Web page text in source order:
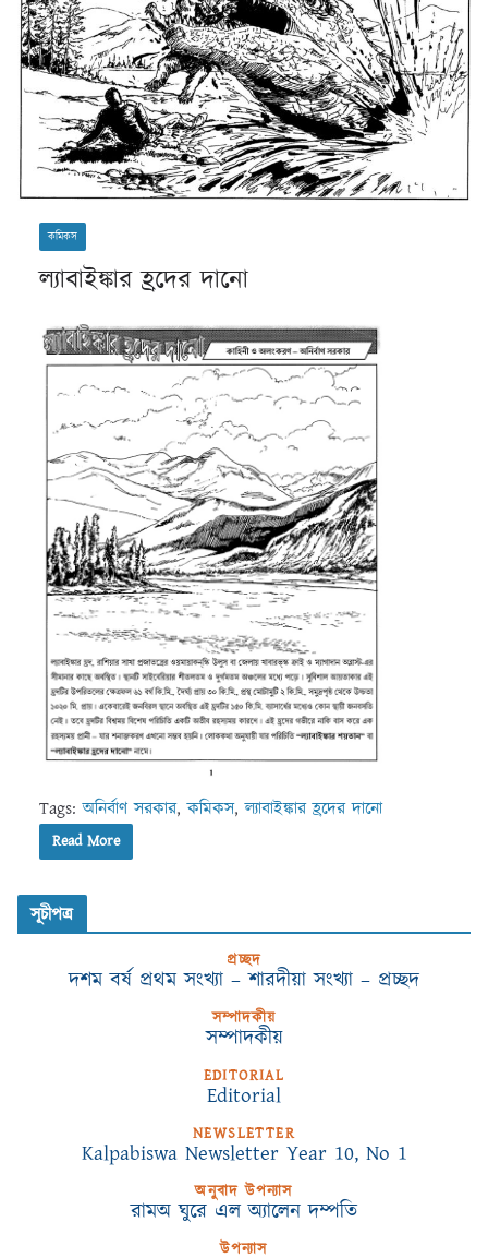
কমিকস
ল্যাবাইঙ্কার হ্রদের দানো
Tags:অনির্বাণ সরকার,কমিকস,ল্যাবাইঙ্কার হ্রদের দানো
Read More
সূচীপত্র
প্রচ্ছদ
দশম বর্ষ প্রথম সংখ্যা – শারদীয়া সংখ্যা – প্রচ্ছদ
সম্পাদকীয়
সম্পাদকীয়
EDITORIAL
Editorial
NEWSLETTER
Kalpabiswa Newsletter Year 10, No 1
অনুবাদ উপন্যাস
রামঅ ঘুরে এল অ্যালেন দম্পতি
উপন্যাস